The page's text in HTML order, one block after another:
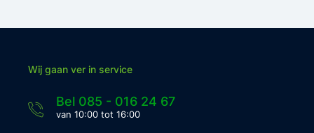
Wij gaan ver in service
Bel 085 - 016 24 67
van 10:00 tot 16:00